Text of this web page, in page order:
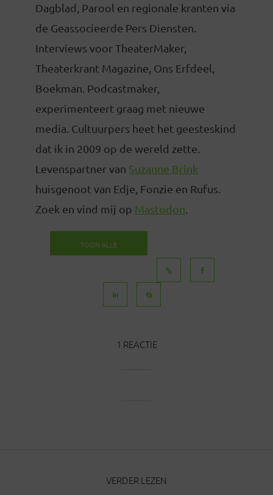
Dagblad, Parool en regionale kranten via
de Geassocieerde Pers Diensten.
Interviews voor TheaterMaker,
Theaterkrant Magazine, Ons Erfdeel,
Boekman. Podcastmaker,
experimenteert graag met nieuwe
media. Cultuurpers heet het geesteskind
dat ik in 2009 op de wereld zette.
Levenspartner van Suzanne Brink
huisgenoot van Edje, Fonzie en Rufus.
Zoek en vind mij op Mastodon
TOON ALLE
1 REACTIE
VERDER LEZEN